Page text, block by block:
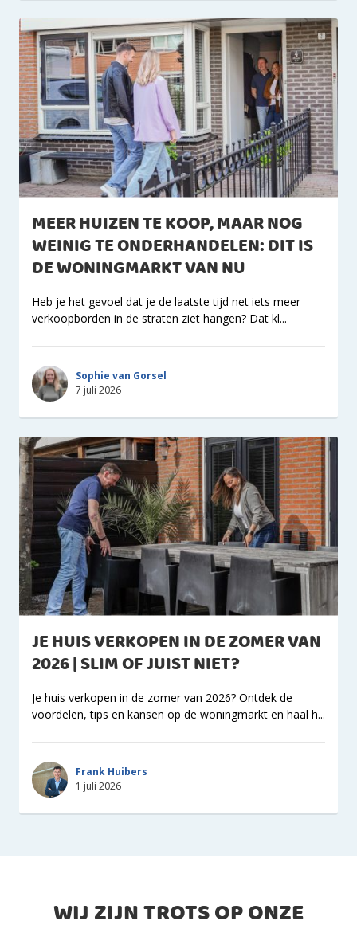
MEER HUIZEN TE KOOP, MAAR NOG
WEINIG TE ONDERHANDELEN: DIT IS
DE WONINGMARKT VAN NU
Heb je het gevoel dat je de laatste tijd net iets meer
verkoopborden in de straten ziet hangen? Dat kl...
Sophie van Gorsel
7 juli 2026
JE HUIS VERKOPEN IN DE ZOMER VAN
2026 | SLIM OF JUIST NIET?
Je huis verkopen in de zomer van 2026? Ontdek de
voordelen, tips en kansen op de woningmarkt en haal h...
Frank Huibers
1 juli 2026
WIJ ZIJN TROTS OP ONZE